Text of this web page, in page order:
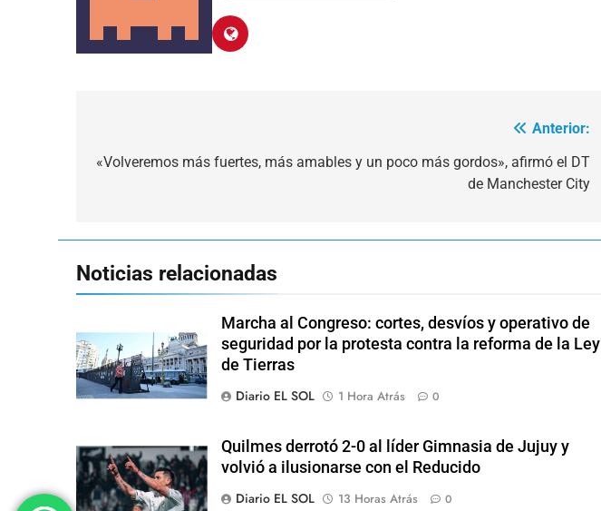
de
Anterior:
«Volveremos más fuertes, más amables y un poco más gordos», afirmó el DT
de Manchester City
Noticias relacionadas
Marcha al Congreso: cortes, desvíos y operativo de
seguridad por la protesta contra la reforma de la Ley
de Tierras
Diario EL SOL
1 Hora Atrás 0
Quilmes derrotó 2-0 al líder Gimnasia de Jujuy y
volvió a ilusionarse con el Reducido
Diario EL SOL
13 Horas Atrás 0